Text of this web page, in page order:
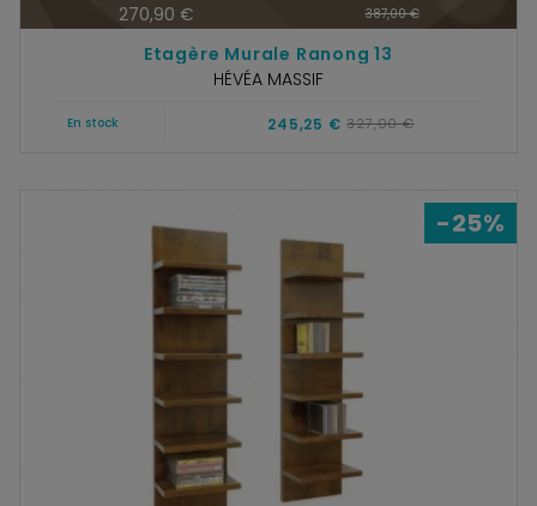
270,90 € 387,00 €
Etagère Murale Ranong 13
HÉVÉA MASSIF
En stock 245,25 € 327,00 €
-25%